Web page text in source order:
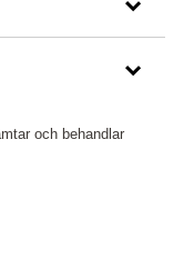
och behandlar